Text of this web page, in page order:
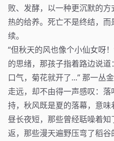
败、发酵，以一种更沉默的
热的给养。死亡不是终结，
续。
“但秋天的风也像个小仙女呀
的思绪，那孩子指着路边说
口气，菊花就开了...” 那一丛
走远，却不由得一声感叹：
持，秋风既是夏的落幕，意味
昼长夜短，那些曾经聒噪着
返，那些漫天遍野压弯了稻